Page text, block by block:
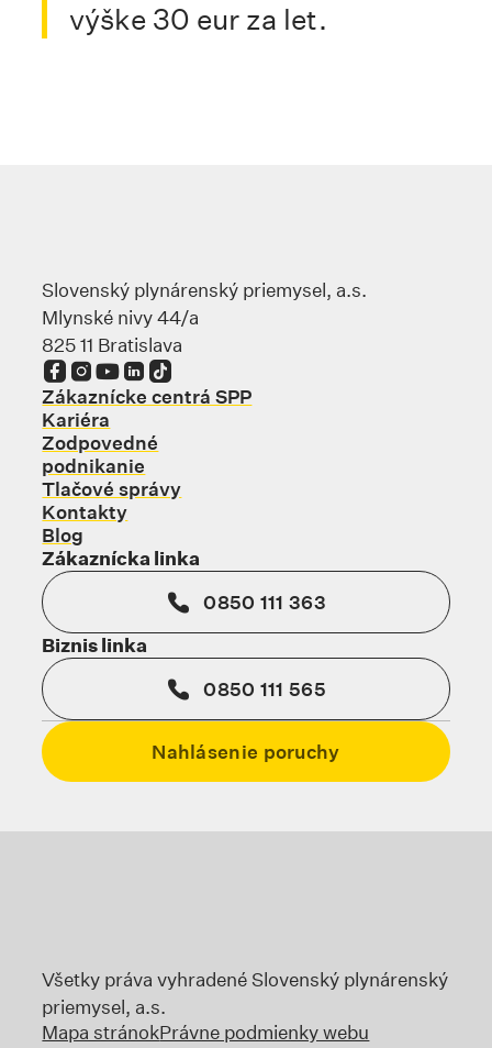
výške 30 eur za let.
Slovenský plynárenský priemysel, a.s.
Mlynské nivy 44/a
825 11 Bratislava
Odkaz sa otvorí na novej karte
Odkaz sa otvorí na novej karte
Odkaz sa otvorí na novej karte
Odkaz sa otvorí na novej karte
Odkaz sa otvorí na novej karte
Zákaznícke centrá SPP
Kariéra
Zodpovedné
podnikanie
Tlačové správy
Kontakty
Blog
Zákaznícka linka
0850 111 363
Biznis linka
0850 111 565
Nahlásenie poruchy
Všetky práva vyhradené Slovenský plynárenský
priemysel, a.s.
Mapa stránokPrávne podmienky webu